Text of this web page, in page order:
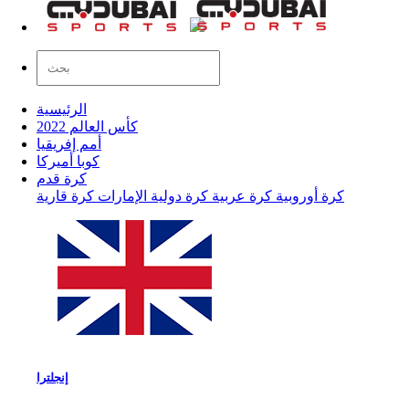
الرئيسية
كأس العالم 2022
أمم إفريقيا
كوبا أميركا
كرة قدم
كرة أوروبية كرة عربية كرة دولية الإمارات كرة قارية
إنجلترا